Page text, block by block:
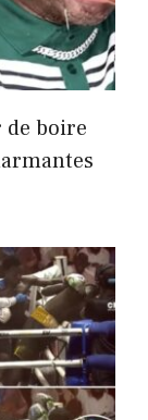
boire